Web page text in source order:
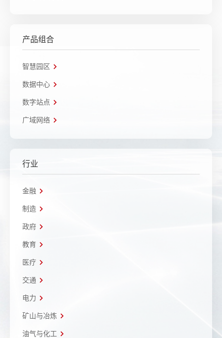
产品组合
智慧园区
数据中心
数字站点
广域网络
行业
金融
制造
政府
教育
医疗
交通
电力
矿山与冶炼
油气与化工